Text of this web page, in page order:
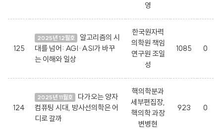
영
125
2025년 12월호
알고리즘의 시
대를 넘어: AGI·ASI가 바꾸
는 이해와 일상
한국원자력
의학원 책임
연구원 조일
성
1085 0
124
2025년 11월호
다가오는 양자
컴퓨팅 시대, 방사선의학은 어
디로 갈까
핵의학분과
세부편집장,
핵의학 과장
변병현
923 0